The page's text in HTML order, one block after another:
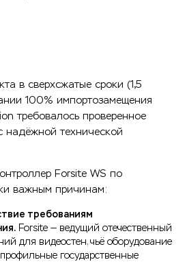
в сверхсжатые сроки (1,5
100% импортозамещения
требовалось проверенное
надёжной технической
Forsite WS по
важным причинам:
требованиям
Forsite — ведущий отечественный
для видеостен, чьё оборудование
государственные